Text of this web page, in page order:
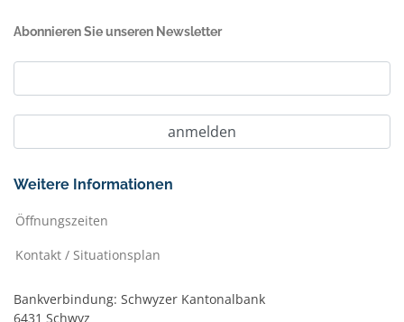
Abonnieren Sie unseren Newsletter
Weitere Informationen
Öffnungszeiten
Kontakt / Situationsplan
Bankverbindung: Schwyzer Kantonalbank
6431 Schwyz